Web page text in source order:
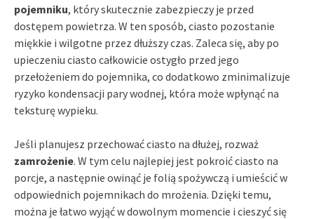
pojemniku, który skutecznie zabezpieczy je przed
dostępem powietrza. W ten sposób, ciasto pozostanie
miękkie i wilgotne przez dłuższy czas. Zaleca się, aby po
upieczeniu ciasto całkowicie ostygło przed jego
przełożeniem do pojemnika, co dodatkowo zminimalizuje
ryzyko kondensacji pary wodnej, która może wpłynąć na
teksturę wypieku.
Jeśli planujesz przechować ciasto na dłużej, rozważ
zamrożenie. W tym celu najlepiej jest pokroić ciasto na
porcje, a następnie owinąć je folią spożywczą i umieścić w
odpowiednich pojemnikach do mrożenia. Dzięki temu,
można je łatwo wyjąć w dowolnym momencie i cieszyć się